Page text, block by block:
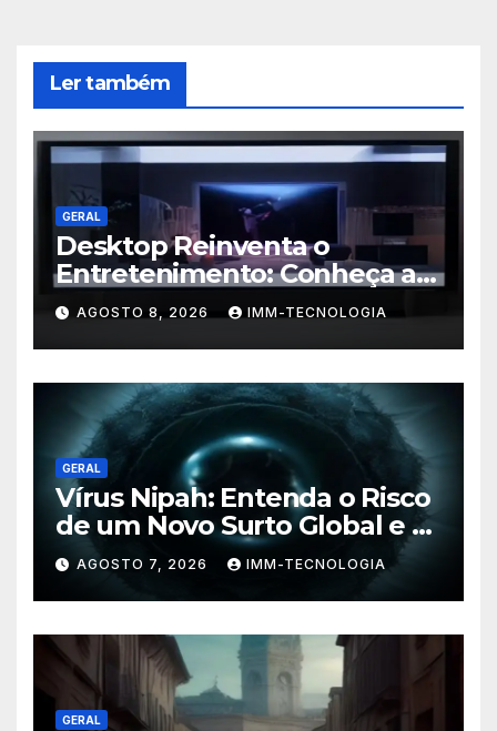
Ler também
GERAL
Desktop Reinventa o
Entretenimento: Conheça a
Nova Plataforma de
Streaming com TV ao Vivo e
Conteúdo On-Demand
AGOSTO 8, 2026 IMM-TECNOLOGIA
GERAL
Vírus Nipah: Entenda o Risco
de um Novo Surto Global e a
Preocupação dos
Especialistas
AGOSTO 7, 2026 IMM-TECNOLOGIA
GERAL